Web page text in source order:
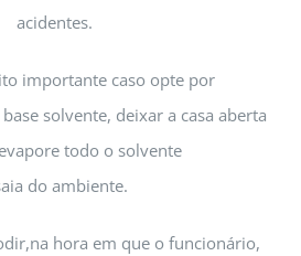
acidentes.
importante caso opte por
solvente, deixar a casa aberta
todo o solvente
do ambiente.
hora em que o funcionário,